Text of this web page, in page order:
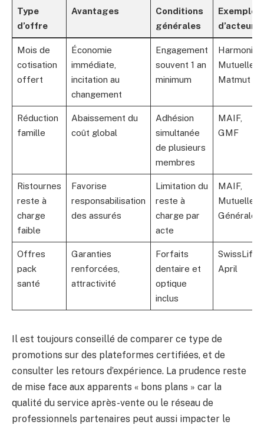
Type
d’offre
Avantages
Conditions
générales
Exemples
d’acteurs
Mois de
cotisation
offert
Économie
immédiate,
incitation au
changement
Engagement
souvent 1 an
minimum
Harmonie
Mutuelle,
Matmut
Réduction
famille
Abaissement du
coût global
Adhésion
simultanée
de plusieurs
membres
MAIF,
GMF
Ristournes
reste à
charge
faible
Favorise
responsabilisation
des assurés
Limitation du
reste à
charge par
acte
MAIF,
Mutuelle
Générale
Offres
pack
santé
Garanties
renforcées,
attractivité
Forfaits
dentaire et
optique
inclus
SwissLife,
April
Il est toujours conseillé de comparer ce type de
promotions sur des plateformes certifiées, et de
consulter les retours d’expérience. La prudence reste
de mise face aux apparents « bons plans » car la
qualité du service après-vente ou le réseau de
professionnels partenaires peut aussi impacter le